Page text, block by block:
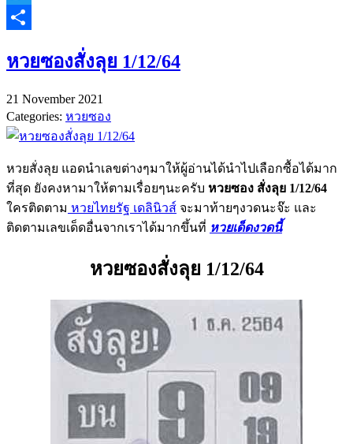
Twitter
หวยซองสั่งลุย 1/12/64
21 November 2021
Categories: หวยซอง
หวยสั่งลุย แอดนำเลขต่างๆมาให้ผู้อ่านได้นำไปเลือกซื้อได้มาก
ที่สุด ยังคงหามาให้ตามเรื่อยๆนะครับ หวยซอง สั่งลุย 1/12/64
ใครติดตาม หวยไทยรัฐ เดลินิวส์ จะมาท้ายๆงวดนะจ๊ะ และ
ติดตามเลขเด็ดอื่นจากเราได้มากขึ้นที่ หวยเด็ดงวดนี้
หวยซองสั่งลุย 1/12/64